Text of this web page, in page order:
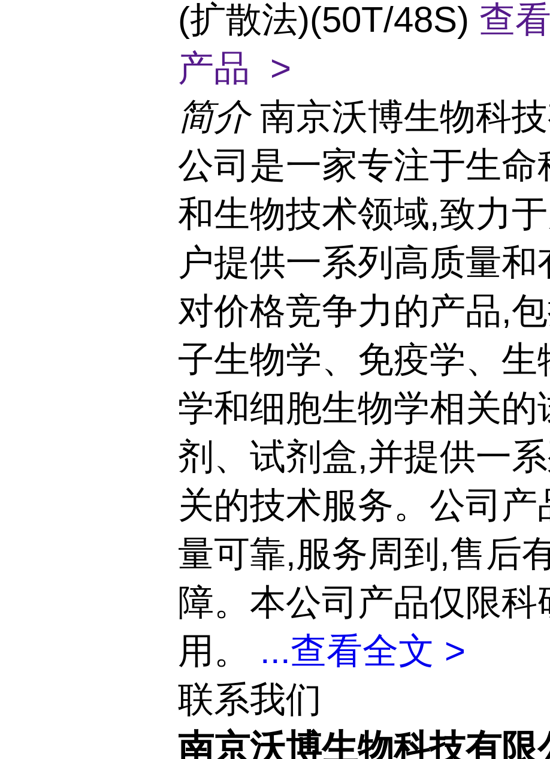
(扩散法)(50T/48S) 查
产品 >
简介 南京沃博生物科
公司是一家专注于生命
和生物技术领域,致力
户提供一系列高质量和
对价格竞争力的产品,
子生物学、免疫学、生
学和细胞生物学相关的
剂、试剂盒,并提供一
关的技术服务。公司产
量可靠,服务周到,售后
障。本公司产品仅限科
用。 ...查看全文 >
联系我们
南京沃博生物科技有限